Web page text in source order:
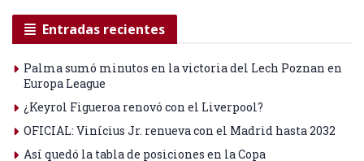
Entradas recientes
Palma sumó minutos en la victoria del Lech Poznan en
Europa League
¿Keyrol Figueroa renovó con el Liverpool?
OFICIAL: Vinícius Jr. renueva con el Madrid hasta 2032
Así quedó la tabla de posiciones en la Copa